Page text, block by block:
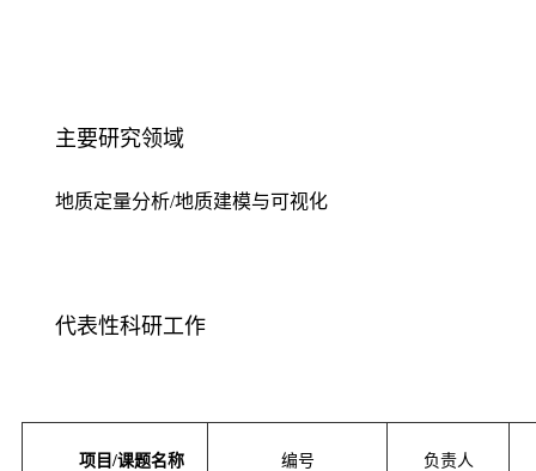
主要研究领域
地质定量分析/地质建模与可视化
代表性科研工作
项目/课题名称 编号 负责人